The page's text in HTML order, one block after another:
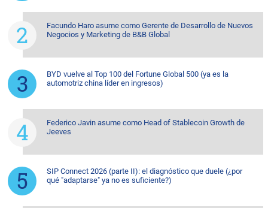
Facundo Haro asume como Gerente de Desarrollo de Nuevos
Negocios y Marketing de B&B Global
BYD vuelve al Top 100 del Fortune Global 500 (ya es la
automotriz china líder en ingresos)
Federico Javin asume como Head of Stablecoin Growth de
Jeeves
SIP Connect 2026 (parte II): el diagnóstico que duele (¿por
qué "adaptarse" ya no es suficiente?)